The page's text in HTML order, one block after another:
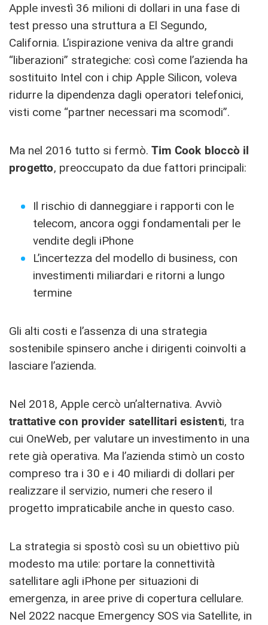
Apple investì 36 milioni di dollari in una fase di
test presso una struttura a El Segundo,
California. L’ispirazione veniva da altre grandi
“liberazioni” strategiche: così come l’azienda ha
sostituito Intel con i chip Apple Silicon, voleva
ridurre la dipendenza dagli operatori telefonici,
visti come “partner necessari ma scomodi”.
Ma nel 2016 tutto si fermò. Tim Cook bloccò il
progetto, preoccupato da due fattori principali:
Il rischio di danneggiare i rapporti con le
telecom, ancora oggi fondamentali per le
vendite degli iPhone
L’incertezza del modello di business, con
investimenti miliardari e ritorni a lungo
termine
Gli alti costi e l’assenza di una strategia
sostenibile spinsero anche i dirigenti coinvolti a
lasciare l’azienda.
Nel 2018, Apple cercò un’alternativa. Avviò
trattative con provider satellitari esistenti, tra
cui OneWeb, per valutare un investimento in una
rete già operativa. Ma l’azienda stimò un costo
compreso tra i 30 e i 40 miliardi di dollari per
realizzare il servizio, numeri che resero il
progetto impraticabile anche in questo caso.
La strategia si spostò così su un obiettivo più
modesto ma utile: portare la connettività
satellitare agli iPhone per situazioni di
emergenza, in aree prive di copertura cellulare.
Nel 2022 nacque Emergency SOS via Satellite, in